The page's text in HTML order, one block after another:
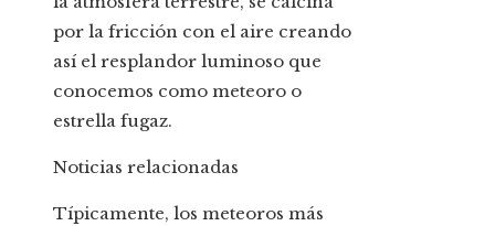
por la fricción con el aire creando
así el resplandor luminoso que
conocemos como meteoro o
estrella fugaz.
Noticias relacionadas
Típicamente, los meteoros más